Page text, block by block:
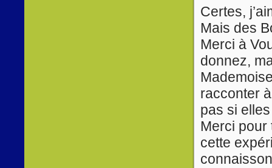
Certes,
Mais des
Merci à
donnez,
racconter
pas si
Merci pour
cette